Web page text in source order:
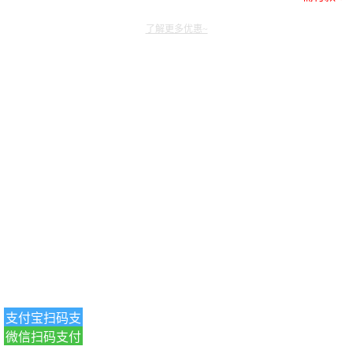
支付宝扫码支
付
微信扫码支付
了解更多优惠~